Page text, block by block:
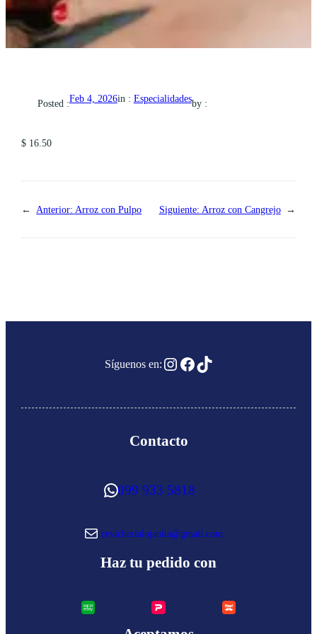
Posted :Feb 4, 2026in : Especialidadesby :
$ 16.50
← Anterior: Arroz con Pulpo Siguiente: Arroz con Cangrejo →
Síguenos en:Instagram
Facebook
TikTok
Contacto
WhatsApp 099 933 5818
Correo electrónico cevicherialojanita@gmail.com
Haz tu pedido con